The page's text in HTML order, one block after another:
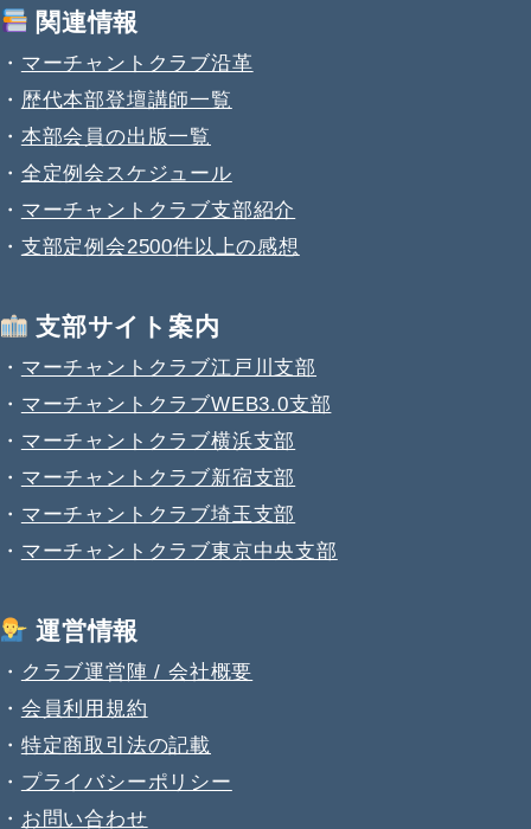
関連情報
・ マーチャントクラブ沿革
・ 歴代本部登壇講師一覧
・ 本部会員の出版一覧
・ 全定例会スケジュール
・ マーチャントクラブ支部紹介
・ 支部定例会2500件以上の感想
支部サイト案内
・ マーチャントクラブ江戸川支部
・ マーチャントクラブWEB3.0支部
・ マーチャントクラブ横浜支部
・ マーチャントクラブ新宿支部
・ マーチャントクラブ埼玉支部
・ マーチャントクラブ東京中央支部
運営情報
・ クラブ運営陣 / 会社概要
・ 会員利用規約
・ 特定商取引法の記載
・ プライバシーポリシー
・ お問い合わせ